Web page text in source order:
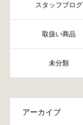
スタッフブログ
取扱い商品
未分類